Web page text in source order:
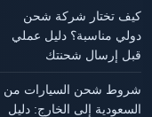
كيف تختار شركة شحن
دولي مناسبة؟ دليل عملي
قبل إرسال شحنتك
شروط شحن السيارات من
السعودية إلى الخارج: دليل